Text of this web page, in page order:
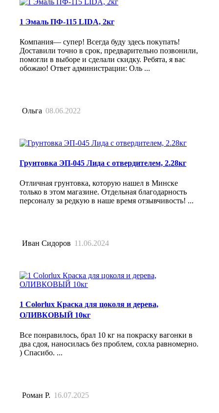
1 Эмаль ПФ-115 LIDA, 2кг
Компания— супер! Всегда буду здесь покупать!
Доставили точно в срок, предварительно позвонили,
помогли в выборе и сделали скидку. Ребята, я вас
обожаю! Ответ администрации: Оль ...
Ольга 08.06.2022
Грунтовка ЭП-045 Лида с отвердителем, 2.28кг
Отличная грунтовка, которую нашел в Минске
только в этом магазине. Отдельная благодарность
персоналу за редкую в наше время отзывчивость! ...
Иван Сидоров 11.06.2024
1 Colorlux Краска для цоколя и дерева,
ОЛИВКОВЫЙ 10кг
Все понравилось, брал 10 кг на покраску вагонки в
два сдоя, наносилась без проблем, сохла равномерно.
) Спасибо. ...
Роман Р. 16.07.2025